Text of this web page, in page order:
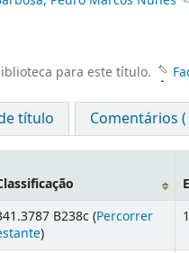
para este título.
título Comentários (
B238c (Percorrer
)
1